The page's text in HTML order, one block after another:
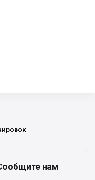
нам